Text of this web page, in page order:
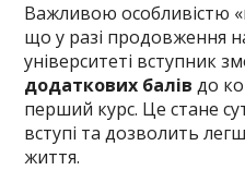
Важливою особливістю
що у разі продовження
університеті вступник
додаткових балів до
перший курс. Це стане
вступі та дозволить
життя.